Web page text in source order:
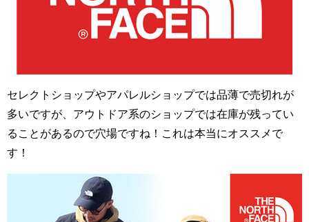
セレクトショップやアパレルショップでは品薄で売切れが
多いですが、アウトドア系のショップでは在庫が残ってい
ることがあるので穴場ですね！これは本当にオススメで
す！